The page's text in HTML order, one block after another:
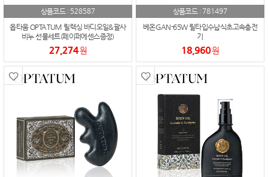
상품코드 : 528587
옵타움 OPTATUM 릴렉싱 바디오일&괄사
비누 선물세트(페이퍼에센스증정)
27,274원
상품코드 : 781497
베온GAN-65W 릴타입수납식초고속충전
기
18,960원